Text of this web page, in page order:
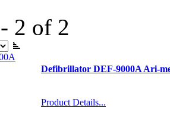
2 of 2
Defibrillator DEF-9000A Ari-
Product Details...